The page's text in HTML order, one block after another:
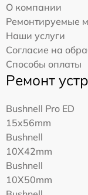
О компании
Ремонтируемые
Наши услуги
Согласие на
Способы оплаты
Ремонт
Bushnell Pro ED
15x56mm
Bushnell
10X42mm
Bushnell
10X50mm